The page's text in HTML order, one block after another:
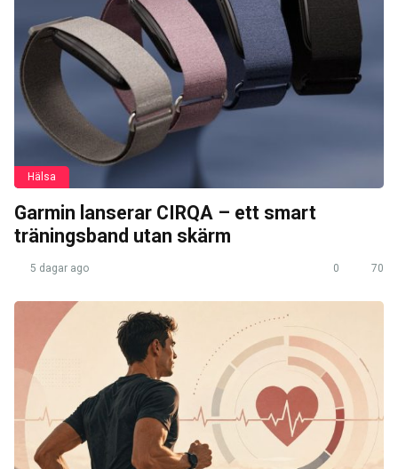
Hälsa
Garmin lanserar CIRQA – ett smart
träningsband utan skärm
5 dagar ago 0 70